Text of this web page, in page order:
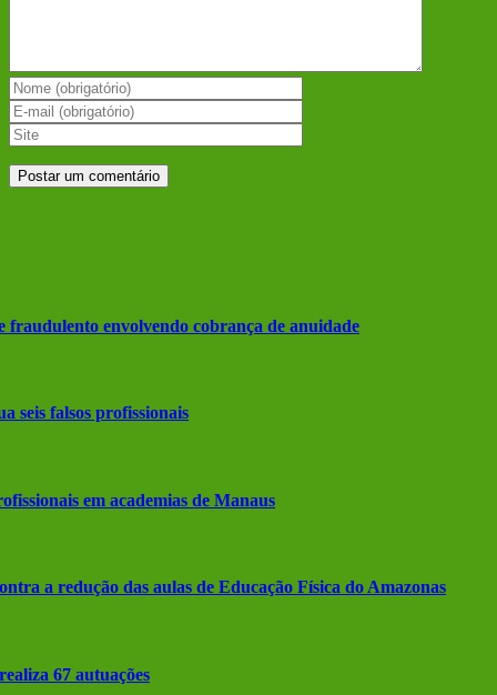
fraudulento envolvendo cobrança de anuidade
seis falsos profissionais
em academias de Manaus
a redução das aulas de Educação Física do Amazonas
67 autuações